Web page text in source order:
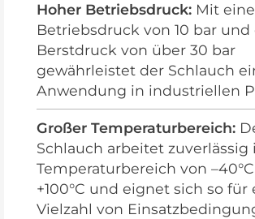
Hoher Betriebsdruck: Mit
Betriebsdruck von 10 bar und
Berstdruck von über 30 bar
gewährleistet der Schlauch
Anwendung in industriellen
Großer Temperaturbereich:
Schlauch arbeitet zuverlässig
Temperaturbereich von
+100°C und eignet sich so für
Vielzahl von